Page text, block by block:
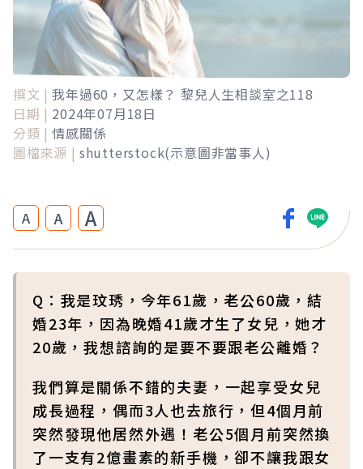
撰文 | 我年過60，又怎樣？ 黎兒人生相談室之118
日期 | 2024年07月18日
分類 | 情感關係
圖檔來源 | shutterstock(示意圖非當事人)
A A A
Q：我是玟琇，今年61歲，老公60歲，結
婚23年，因為晚婚41歲才生了女兒，她才
20歲，我想諮詢的是要不要跟老公離婚？
我們算是關係不錯的夫妻，一起享受女兒
成長過程，偶而3人也去旅行，但4個月前
突然發現他居然外遇！老公5個月前突然換
了一支有2億畫素的新手機，卻不讓我跟女